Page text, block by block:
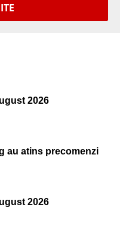
2026
au atins precomenzi
2026